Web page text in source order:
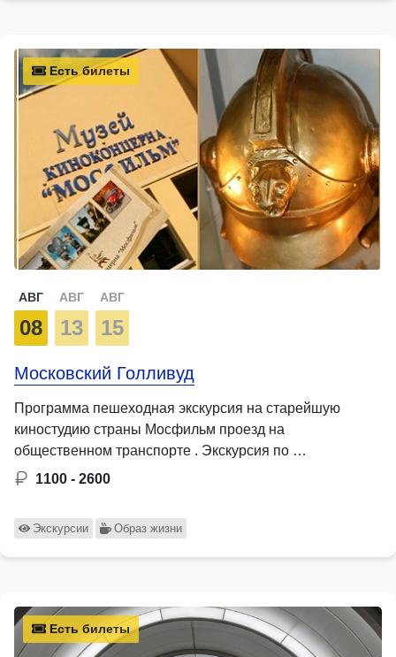
Есть билеты
АВГ
08
АВГ
13
АВГ
15
Московский Голливуд
Программа пешеходная экскурсия на старейшую
киностудию страны Мосфильм проезд на
общественном транспорте . Экскурсия по …
1100 - 2600
Экскурсии Образ жизни
Есть билеты